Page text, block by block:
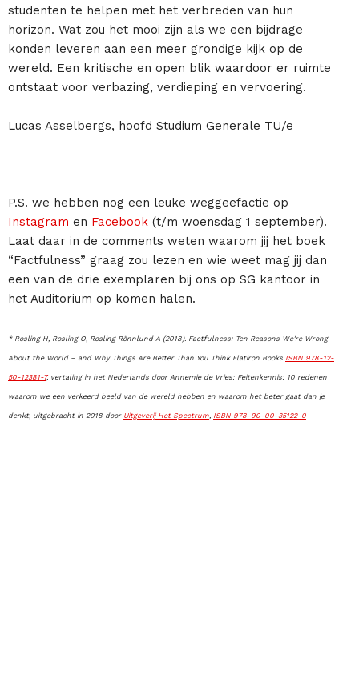
studenten te helpen met het verbreden van hun
horizon. Wat zou het mooi zijn als we een bijdrage
konden leveren aan een meer grondige kijk op de
wereld. Een kritische en open blik waardoor er ruimte
ontstaat voor verbazing, verdieping en vervoering.
Lucas Asselbergs, hoofd Studium Generale TU/e
P.S. we hebben nog een leuke weggeefactie op
Instagram en Facebook (t/m woensdag 1 september).
Laat daar in de comments weten waarom jij het boek
“Factfulness” graag zou lezen en wie weet mag jij dan
een van de drie exemplaren bij ons op SG kantoor in
het Auditorium op komen halen.
* Rosling H, Rosling O, Rosling Rönnlund A (2018). Factfulness: Ten Reasons We're Wrong
About the World – and Why Things Are Better Than You Think Flatiron Books ISBN 978-12-
50-12381-7, vertaling in het Nederlands door Annemie de Vries: Feitenkennis: 10 redenen
waarom we een verkeerd beeld van de wereld hebben en waarom het beter gaat dan je
denkt, uitgebracht in 2018 door Uitgeverij Het Spectrum ISBN 978-90-00-35122-0